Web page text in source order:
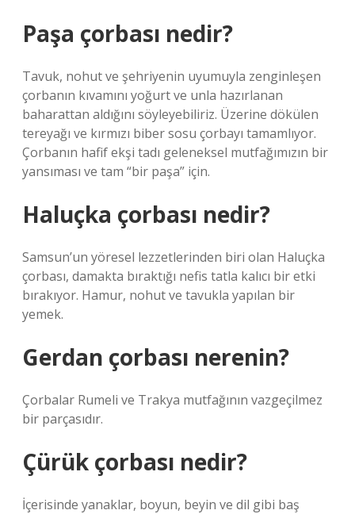
Paşa çorbası nedir?
Tavuk, nohut ve şehriyenin uyumuyla zenginleşen
çorbanın kıvamını yoğurt ve unla hazırlanan
baharattan aldığını söyleyebiliriz. Üzerine dökülen
tereyağı ve kırmızı biber sosu çorbayı tamamlıyor.
Çorbanın hafif ekşi tadı geleneksel mutfağımızın bir
yansıması ve tam “bir paşa” için.
Haluçka çorbası nedir?
Samsun’un yöresel lezzetlerinden biri olan Haluçka
çorbası, damakta bıraktığı nefis tatla kalıcı bir etki
bırakıyor. Hamur, nohut ve tavukla yapılan bir
yemek.
Gerdan çorbası nerenin?
Çorbalar Rumeli ve Trakya mutfağının vazgeçilmez
bir parçasıdır.
Çürük çorbası nedir?
İçerisinde yanaklar, boyun, beyin ve dil gibi baş